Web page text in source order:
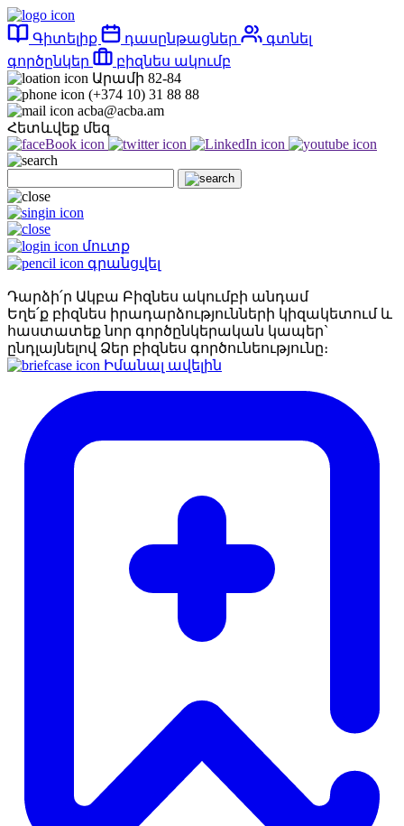
Գիտելիք դասընթացներ
գտնել
գործընկեր
բիզնես ակումբ
Արամի 82-84
(+374 10) 31 88 88
acba@acba.am
Հետևվեք մեզ
մուտք
գրանցվել
Դարձի՛ր Ակբա Բիզնես ակումբի անդամ
Եղե՛ք բիզնես իրադարձությունների կիզակետում և
հաստատեք նոր գործընկերական կապեր`
ընդլայնելով Ձեր բիզնես գործունեությունը։
Իմանալ ավելին